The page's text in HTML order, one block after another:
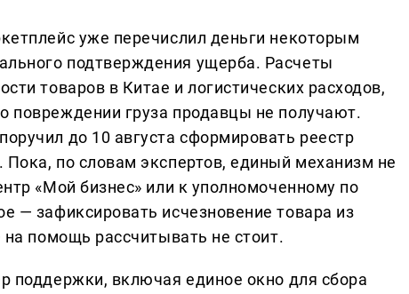
уже перечислил деньги некоторым
подтверждения ущерба. Расчеты
товаров в Китае и логистических расходов,
повреждении груза продавцы не получают.
до 10 августа сформировать реестр
по словам экспертов, единый механизм не
«Мой бизнес» или к уполномоченному по
— зафиксировать исчезновение товара из
помощь рассчитывать не стоит.
поддержки, включая единое окно для сбора